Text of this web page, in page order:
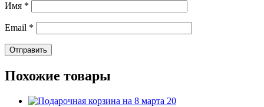
Имя *
Email *
Похожие товары